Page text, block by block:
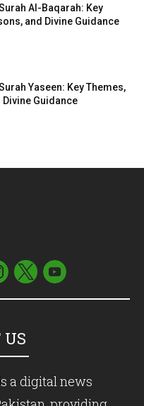
Al-Baqarah: Key
and Divine Guidance
Yaseen: Key Themes,
Divine Guidance
US
a digital news